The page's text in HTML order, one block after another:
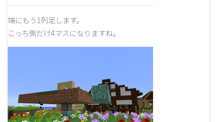
端にもう1列足します。
こっち側だけ4マスになりますね。